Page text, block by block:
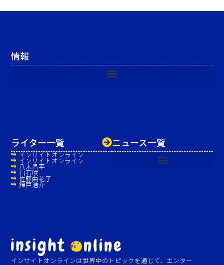
インサイトオンラインは世界中のトピックを通じて、エンター
ニュース一覧
ライター一覧
インサイトオンライン
インサイトオンライン
八木昌平
白石咲
佐藤由花子
錦戸浩介
情報